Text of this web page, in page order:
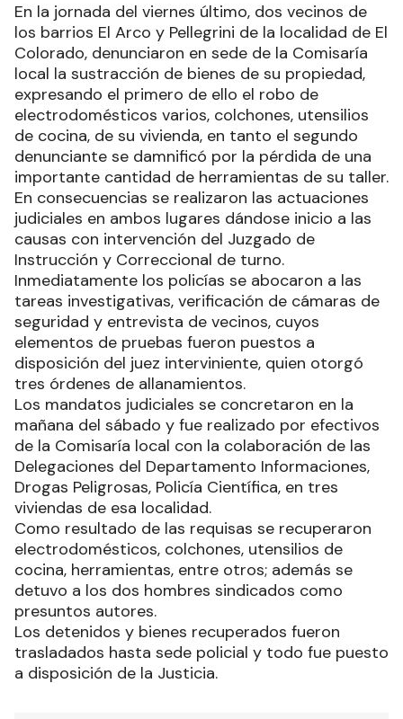
En la jornada del viernes último, dos vecinos de
los barrios El Arco y Pellegrini de la localidad de El
Colorado, denunciaron en sede de la Comisaría
local la sustracción de bienes de su propiedad,
expresando el primero de ello el robo de
electrodomésticos varios, colchones, utensilios
de cocina, de su vivienda, en tanto el segundo
denunciante se damnificó por la pérdida de una
importante cantidad de herramientas de su taller.
En consecuencias se realizaron las actuaciones
judiciales en ambos lugares dándose inicio a las
causas con intervención del Juzgado de
Instrucción y Correccional de turno.
Inmediatamente los policías se abocaron a las
tareas investigativas, verificación de cámaras de
seguridad y entrevista de vecinos, cuyos
elementos de pruebas fueron puestos a
disposición del juez interviniente, quien otorgó
tres órdenes de allanamientos.
Los mandatos judiciales se concretaron en la
mañana del sábado y fue realizado por efectivos
de la Comisaría local con la colaboración de las
Delegaciones del Departamento Informaciones,
Drogas Peligrosas, Policía Científica, en tres
viviendas de esa localidad.
Como resultado de las requisas se recuperaron
electrodomésticos, colchones, utensilios de
cocina, herramientas, entre otros; además se
detuvo a los dos hombres sindicados como
presuntos autores.
Los detenidos y bienes recuperados fueron
trasladados hasta sede policial y todo fue puesto
a disposición de la Justicia.